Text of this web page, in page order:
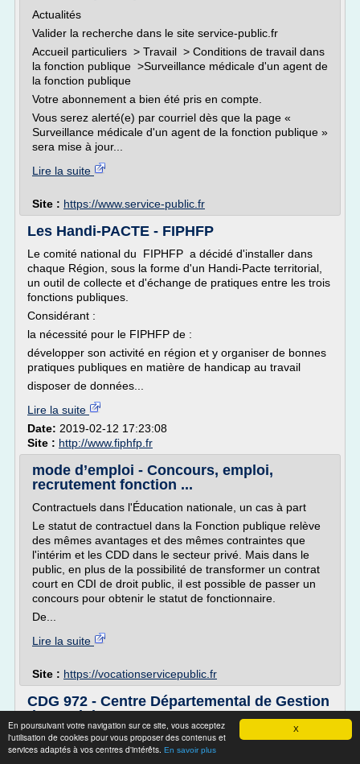
X
En poursuivant votre navigation sur ce site, vous acceptez
l'utilisation de cookies pour vous proposer des contenus et
services adaptés à vos centres d'intérêts. En savoir plus
Actualités
Valider la recherche dans le site service-public.fr
Accueil particuliers > Travail > Conditions de travail dans
la fonction publique >Surveillance médicale d'un agent de
la fonction publique
Votre abonnement a bien été pris en compte.
Vous serez alerté(e) par courriel dès que la page «
Surveillance médicale d'un agent de la fonction publique »
sera mise à jour...
Lire la suite
Site : https://www.service-public.fr
Les Handi-PACTE - FIPHFP
Le comité national du FIPHFP a décidé d'installer dans
chaque Région, sous la forme d'un Handi-Pacte territorial,
un outil de collecte et d'échange de pratiques entre les trois
fonctions publiques.
Considérant :
la nécessité pour le FIPHFP de :
développer son activité en région et y organiser de bonnes
pratiques publiques en matière de handicap au travail
disposer de données...
Lire la suite
Date: 2019-02-12 17:23:08
Site : http://www.fiphfp.fr
mode d’emploi - Concours, emploi,
recrutement fonction ...
Contractuels dans l'Éducation nationale, un cas à part
Le statut de contractuel dans la Fonction publique relève
des mêmes avantages et des mêmes contraintes que
l'intérim et les CDD dans le secteur privé. Mais dans le
public, en plus de la possibilité de transformer un contrat
court en CDI de droit public, il est possible de passer un
concours pour obtenir le statut de fonctionnaire.
De...
Lire la suite
Site : https://vocationservicepublic.fr
CDG 972 - Centre Départemental de Gestion
de Martinique
Voir la page indexant tous les centres de gestion de France
avec leur site internet